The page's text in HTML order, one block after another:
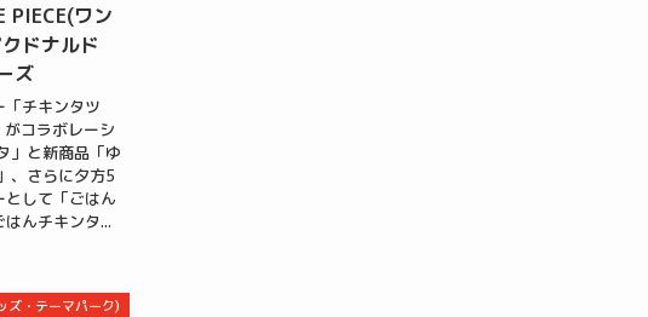
PIECE(ワン
ドナルド
ズ
「チキンタツ
がコラボレーシ
」と新商品「ゆ
、さらに夕方5
して「ごはん
んチキンタ...
ズ・テーマパーク)